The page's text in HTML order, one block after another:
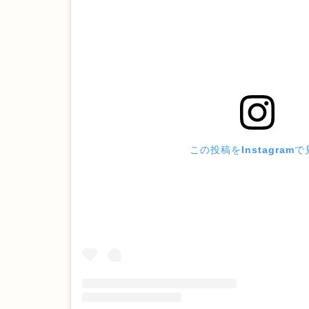
この投稿をInstagramで